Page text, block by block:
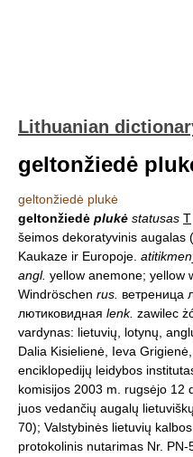
Lithuanian
geltonžiedė
geltonžiedė plukė
geltonžiedė plukė statusas T
šeimos dekoratyvinis augalas
Kaukaze ir Europoje.
angl. yellow anemone; yellow
Windröschen rus. ветреница
лютиковидная lenk. zawilec
vardynas: lietuvių, lotynų,
Dalia Kisielienė, Ieva
enciklopedijų leidybos
komisijos 2003 m. rugsėjo 12
juos vedančių augalų
70); Valstybinės lietuvių
protokolinis nutarimas Nr. PN-